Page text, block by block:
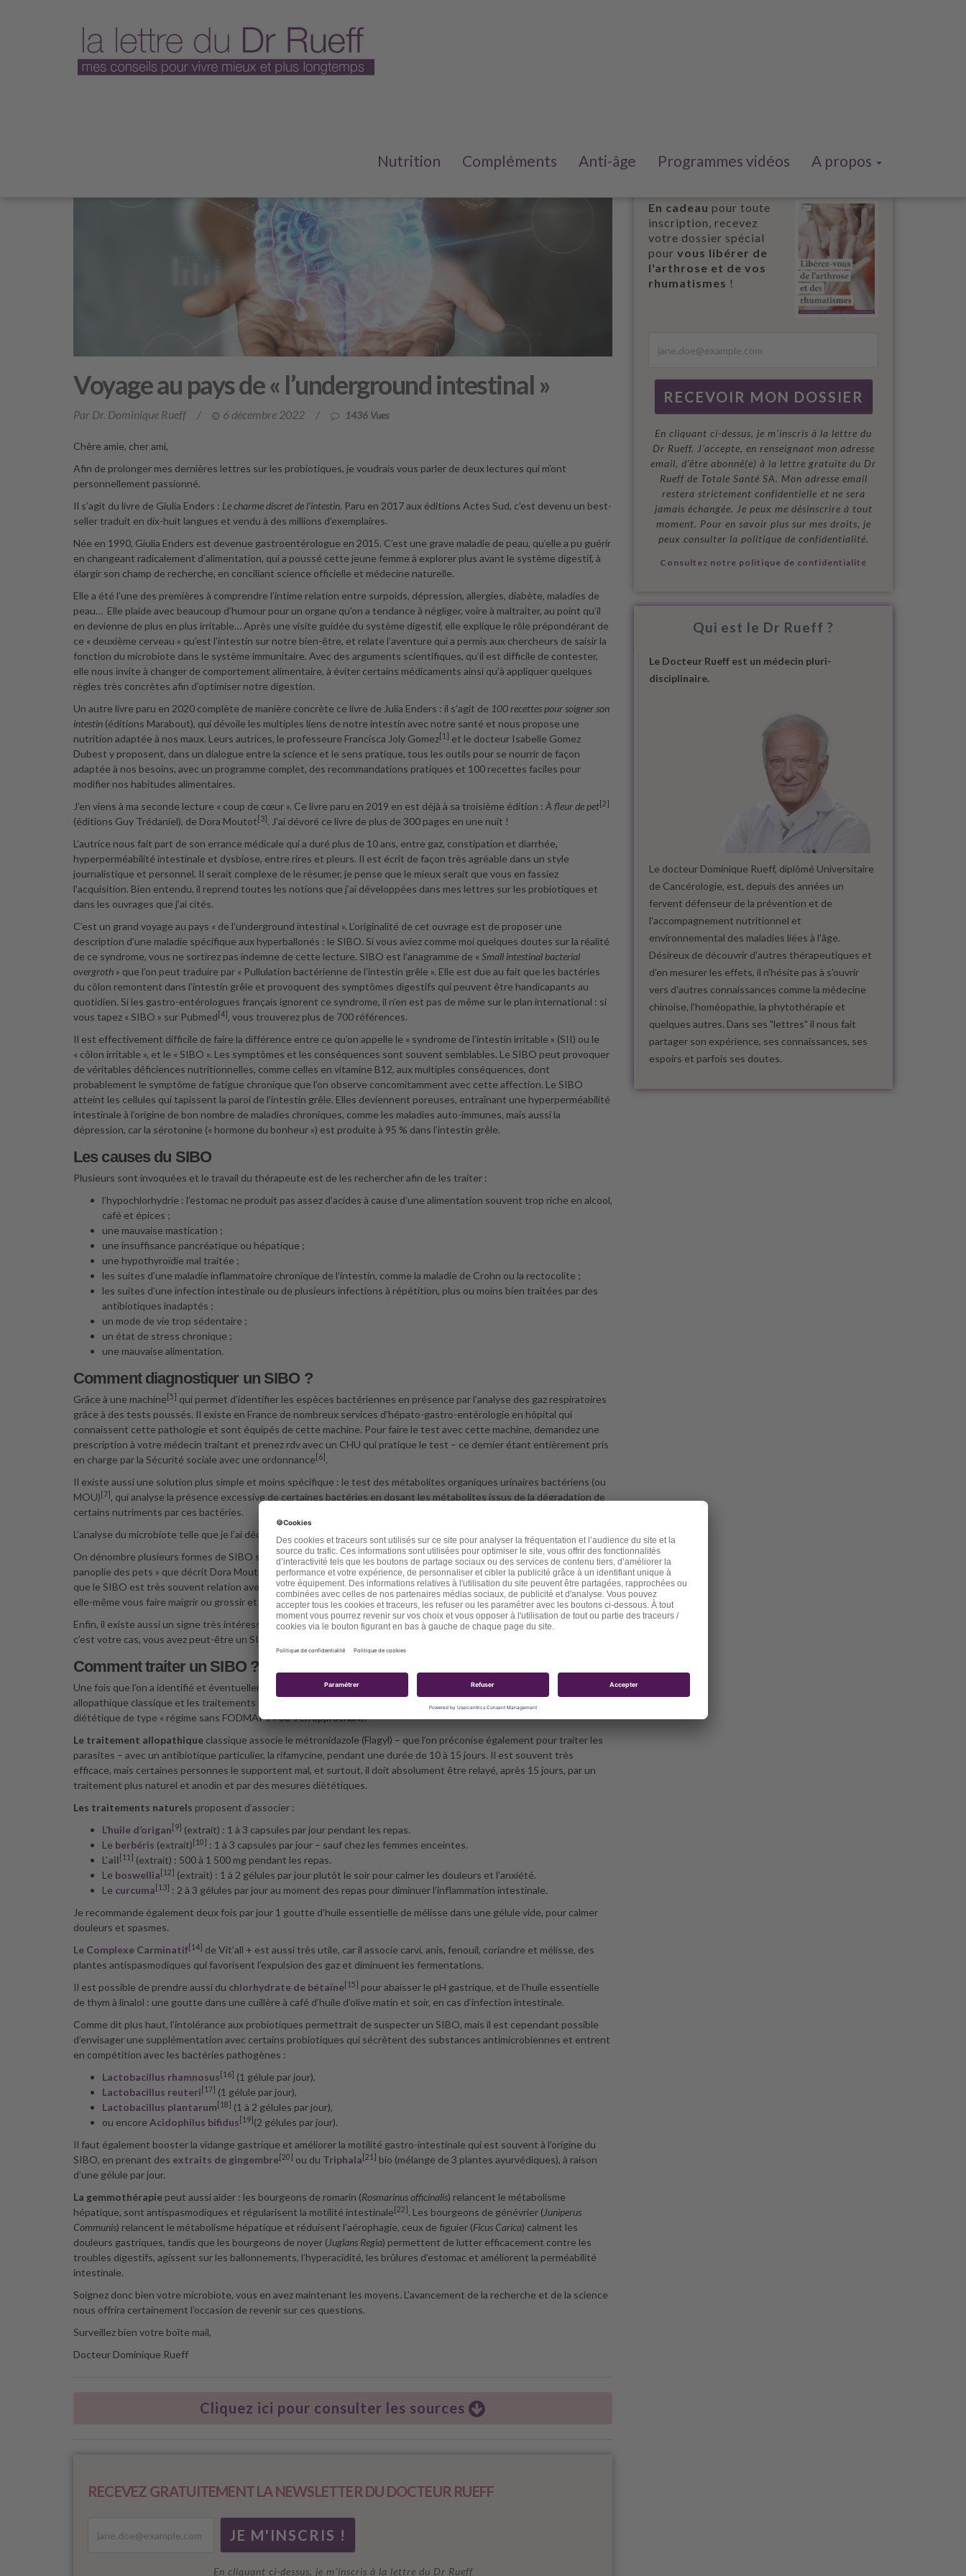
Nutrition Compléments Anti-âge Programmes vidéos A propos
Voyage au pays de « l’underground intestinal »
Par Dr. Dominique Rueff / 6 décembre 2022 / 1436 Vues
Chère amie, cher ami,
Afin de prolonger mes dernières lettres sur les probiotiques, je voudrais vous parler de deux lectures qui m’ont
personnellement passionné.
Il s’agit du livre de Giulia Enders : Le charme discret de l’intestin. Paru en 2017 aux éditions Actes Sud, c’est devenu un best-
seller traduit en dix-huit langues et vendu à des millions d’exemplaires.
Née en 1990, Giulia Enders est devenue gastroentérologue en 2015. C’est une grave maladie de peau, qu’elle a pu guérir
en changeant radicalement d’alimentation, qui a poussé cette jeune femme à explorer plus avant le système digestif, à
élargir son champ de recherche, en conciliant science officielle et médecine naturelle.
Elle a été l’une des premières à comprendre l’intime relation entre surpoids, dépression, allergies, diabète, maladies de
peau… Elle plaide avec beaucoup d’humour pour un organe qu’on a tendance à négliger, voire à maltraiter, au point qu’il
en devienne de plus en plus irritable… Après une visite guidée du système digestif, elle explique le rôle prépondérant de
ce « deuxième cerveau » qu’est l’intestin sur notre bien-être, et relate l’aventure qui a permis aux chercheurs de saisir la
fonction du microbiote dans le système immunitaire. Avec des arguments scientifiques, qu’il est difficile de contester,
elle nous invite à changer de comportement alimentaire, à éviter certains médicaments ainsi qu’à appliquer quelques
règles très concrètes afin d’optimiser notre digestion.
Un autre livre paru en 2020 complète de manière concrète ce livre de Julia Enders : il s’agit de 100 recettes pour soigner son
intestin (éditions Marabout), qui dévoile les multiples liens de notre intestin avec notre santé et nous propose une
nutrition adaptée à nos maux. Leurs autrices, le professeure Francisca Joly Gomez[1] et le docteur Isabelle Gomez
Dubest y proposent, dans un dialogue entre la science et le sens pratique, tous les outils pour se nourrir de façon
adaptée à nos besoins, avec un programme complet, des recommandations pratiques et 100 recettes faciles pour
modifier nos habitudes alimentaires.
J’en viens à ma seconde lecture « coup de cœur ». Ce livre paru en 2019 en est déjà à sa troisième édition : À fleur de pet[2]
(éditions Guy Trédaniel), de Dora Moutot [3] . J’ai dévoré ce livre de plus de 300 pages en une nuit !
L’autrice nous fait part de son errance médicale qui a duré plus de 10 ans, entre gaz, constipation et diarrhée,
hyperperméabilité intestinale et dysbiose, entre rires et pleurs. Il est écrit de façon très agréable dans un style
journalistique et personnel. Il serait complexe de le résumer, je pense que le mieux serait que vous en fassiez
l’acquisition. Bien entendu, il reprend toutes les notions que j’ai développées dans mes lettres sur les probiotiques et
dans les ouvrages que j’ai cités.
C’est un grand voyage au pays « de l’underground intestinal ». L’originalité de cet ouvrage est de proposer une
description d’une maladie spécifique aux hyperballonés : le SIBO. Si vous aviez comme moi quelques doutes sur la réalité
de ce syndrome, vous ne sortirez pas indemne de cette lecture. SIBO est l’anagramme de « Small intestinal bacterial
overgroth » que l’on peut traduire par « Pullulation bactérienne de l’intestin grêle ». Elle est due au fait que les bactéries
du côlon remontent dans l’intestin grêle et provoquent des symptômes digestifs qui peuvent être handicapants au
quotidien. Si les gastro-entérologues français ignorent ce syndrome, il n’en est pas de même sur le plan international : si
vous tapez « SIBO » sur Pubmed [4], vous trouverez plus de 700 références.
Il est effectivement difficile de faire la différence entre ce qu’on appelle le « syndrome de l’intestin irritable » (SII) ou le
« côlon irritable », et le « SIBO ». Les symptômes et les conséquences sont souvent semblables. Le SIBO peut provoquer
de véritables déficiences nutritionnelles, comme celles en vitamine B12, aux multiples conséquences, dont
probablement le symptôme de fatigue chronique que l’on observe concomitamment avec cette affection. Le SIBO
atteint les cellules qui tapissent la paroi de l’intestin grêle. Elles deviennent poreuses, entraînant une hyperperméabilité
intestinale à l’origine de bon nombre de maladies chroniques, comme les maladies auto-immunes, mais aussi la
dépression, car la sérotonine (« hormone du bonheur ») est produite à 95 % dans l’intestin grêle.
Les causes du SIBO
Plusieurs sont invoquées et le travail du thérapeute est de les rechercher afin de les traiter :
l’hypochlorhydrie : l’estomac ne produit pas assez d’acides à cause d’une alimentation souvent trop riche en alcool,
café et épices ;
une mauvaise mastication ;
une insuffisance pancréatique ou hépatique ;
une hypothyroïdie mal traitée ;
les suites d’une maladie inflammatoire chronique de l’intestin, comme la maladie de Crohn ou la rectocolite ;
les suites d’une infection intestinale ou de plusieurs infections à répétition, plus ou moins bien traitées par des
antibiotiques inadaptés ;
un mode de vie trop sédentaire ;
un état de stress chronique ;
une mauvaise alimentation.
Comment diagnostiquer un SIBO ?
Grâce à une machine [5] qui permet d’identifier les espèces bactériennes en présence par l’analyse des gaz respiratoires
grâce à des tests poussés. Il existe en France de nombreux services d’hépato-gastro-entérologie en hôpital qui
connaissent cette pathologie et sont équipés de cette machine. Pour faire le test avec cette machine, demandez une
prescription à votre médecin traitant et prenez rdv avec un CHU qui pratique le test – ce dernier étant entièrement pris
en charge par la Sécurité sociale avec une ordonnance [6] .
Il existe aussi une solution plus simple et moins spécifique : le test des métabolites organiques urinaires bactériens (ou
MOU) [7], qui analyse la présence excessive de certaines bactéries en dosant les métabolites issus de la dégradation de
certains nutriments par ces bactéries.
L’analyse du microbiote telle que je l’ai décrite dans
ma précédente lettre
est également souhaitable.
On dénombre plusieurs formes de SIBO selon par la fréquence, la modalité et l’odeur des gaz. C’est une véritable «
panoplie des pets » que décrit Dora Moutot dans son livre et qui ne manquera pas de vous interpeller. Il faut aussi savoir
que le SIBO est très souvent relation avec une infection chronique à champignons, de type Candida albicans, qui peut
elle-même vous faire maigrir ou grossir et qu’il faudra traiter spécifiquement.
Enfin, il existe aussi un signe très intéressant permettant de suspecter le SIBO, c’est l’intolérance aux probiotiques : si
c’est votre cas, vous avez peut-être un SIBO.
Comment traiter un SIBO ?
Une fois que l’on a identifié et éventuellement corrigé les causes, il existe deux types de traitement : le traitement
allopathique classique et les traitements naturels. Si l’on vise un résultat durable, il faudra mettre en place une
diététique de type « régime sans FODMAPs » ou s’en approchant.
Le traitement allopathique classique associe le métronidazole (Flagyl) – que l’on préconise également pour traiter les
parasites – avec un antibiotique particulier, la rifamycine, pendant une durée de 10 à 15 jours. Il est souvent très
efficace, mais certaines personnes le supportent mal, et surtout, il doit absolument être relayé, après 15 jours, par un
traitement plus naturel et anodin et par des mesures diététiques.
Les traitements naturels proposent d’associer :
L’huile d’origan [9] (extrait) : 1 à 3 capsules par jour pendant les repas.
Le berbéris (extrait) [10] : 1 à 3 capsules par jour – sauf chez les femmes enceintes.
L’ail [11] (extrait) : 500 à 1 500 mg pendant les repas.
Le boswellia [12] (extrait) : 1 à 2 gélules par jour plutôt le soir pour calmer les douleurs et l’anxiété.
Le curcuma [13] : 2 à 3 gélules par jour au moment des repas pour diminuer l’inflammation intestinale.
Je recommande également deux fois par jour 1 goutte d’huile essentielle de mélisse dans une gélule vide, pour calmer
douleurs et spasmes.
Le Complexe Carminatif[14] de Vit’all + est aussi très utile, car il associe carvi, anis, fenouil, coriandre et mélisse, des
plantes antispasmodiques qui favorisent l’expulsion des gaz et diminuent les fermentations.
Il est possible de prendre aussi du chlorhydrate de bétaïne[15] pour abaisser le pH gastrique, et de l’huile essentielle
de thym à linalol : une goutte dans une cuillère à café d’huile d’olive matin et soir, en cas d’infection intestinale.
Comme dit plus haut, l’intolérance aux probiotiques permettrait de suspecter un SIBO, mais il est cependant possible
d’envisager une supplémentation avec certains probiotiques qui sécrètent des substances antimicrobiennes et entrent
en compétition avec les bactéries pathogènes :
Lactobacillus rhamnosus [16] (1 gélule par jour),
Lactobacillus reuteri [17] (1 gélule par jour),
Lactobacillus plantarum [18] (1 à 2 gélules par jour),
ou encore Acidophilus bifidus [19] (2 gélules par jour).
Il faut également booster la vidange gastrique et améliorer la motilité gastro-intestinale qui est souvent à l’origine du
SIBO, en prenant des extraits de gingembre[20] ou du Triphala [21] bio (mélange de 3 plantes ayurvédiques), à raison
d’une gélule par jour.
La gemmothérapie peut aussi aider : les bourgeons de romarin (Rosmarinus officinalis) relancent le métabolisme
hépatique, sont antispasmodiques et régularisent la motilité intestinale [22] . Les bourgeons de génévrier (Juniperus
Communis) relancent le métabolisme hépatique et réduisent l’aérophagie, ceux de figuier (Ficus Carica) calment les
douleurs gastriques, tandis que les bourgeons de noyer (Juglans Regia) permettent de lutter efficacement contre les
troubles digestifs, agissent sur les ballonnements, l’hyperacidité, les brûlures d’estomac et améliorent la perméabilité
intestinale.
Soignez donc bien votre microbiote, vous en avez maintenant les moyens. L’avancement de la recherche et de la science
nous offrira certainement l’occasion de revenir sur ces questions.
Surveillez bien votre boîte mail,
Docteur Dominique Rueff
Cliquez ici pour consulter les sources
RECEVEZ GRATUITEMENT LA NEWSLETTER DU DOCTEUR RUEFF
En cliquant ci-dessus, je m'inscris à la lettre du Dr Rueff
En cadeau pour toute
inscription, recevez
votre dossier spécial
pour vous libérer de
l'arthrose et de vos
rhumatismes !
En cliquant ci-dessus, je m'inscris à la lettre du
Dr Rueff. J’accepte, en renseignant mon adresse
email, d’être abonné(e) à la lettre gratuite du Dr
Rueff de Totale Santé SA. Mon adresse email
restera strictement confidentielle et ne sera
jamais échangée. Je peux me désinscrire à tout
moment. Pour en savoir plus sur mes droits, je
peux consulter la politique de confidentialité.
Consultez notre politique de confidentialité
Qui est le Dr Rueff ?
Le Docteur Rueff est un médecin pluri-
disciplinaire.
Le docteur Dominique Rueff, diplômé Universitaire
de Cancérologie, est, depuis des années un
fervent défenseur de la prévention et de
l'accompagnement nutritionnel et
environnemental des maladies liées à l'âge.
Désireux de découvrir d'autres thérapeutiques et
d'en mesurer les effets, il n'hésite pas à s'ouvrir
vers d'autres connaissances comme la médecine
chinoise, l'homéopathie, la phytothérapie et
quelques autres. Dans ses "lettres" il nous fait
partager son expérience, ses connaissances, ses
espoirs et parfois ses doutes.